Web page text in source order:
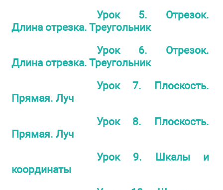
Урок 5. Отрезок.
Длина отрезка. Треугольник
Урок 6. Отрезок.
Длина отрезка. Треугольник
Урок 7. Плоскость.
Прямая. Луч
Урок 8. Плоскость.
Прямая. Луч
Урок 9. Шкалы и
координаты